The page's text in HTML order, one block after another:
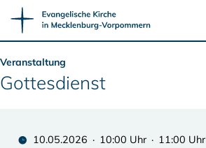
Veranstaltung
Gottesdienst
10.05.2026 · 10:00 Uhr · 11:00 Uhr